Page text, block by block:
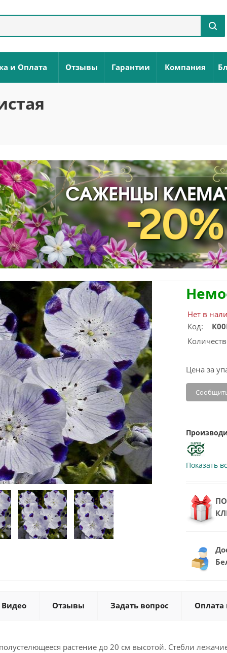
и Оплата Отзывы Гарантии Компания
Нет в
Код:
Цена за
Показать
Видео Отзывы Задать вопрос Оплата
растение до 20 см высотой. Стебли